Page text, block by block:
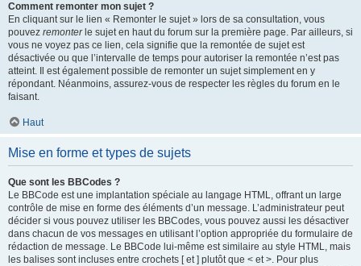
Comment remonter mon sujet ?
En cliquant sur le lien « Remonter le sujet » lors de sa consultation, vous
pouvez remonterle sujet en haut du forum sur la première page. Par ailleurs, si
vous ne voyez pas ce lien, cela signifie que la remontée de sujet est
désactivée ou que l’intervalle de temps pour autoriser la remontée n’est pas
atteint. Il est également possible de remonter un sujet simplement en y
répondant. Néanmoins, assurez-vous de respecter les règles du forum en le
faisant.
Haut
Mise en forme et types de sujets
Que sont les BBCodes ?
Le BBCode est une implantation spéciale au langage HTML, offrant un large
contrôle de mise en forme des éléments d’un message. L’administrateur peut
décider si vous pouvez utiliser les BBCodes, vous pouvez aussi les désactiver
dans chacun de vos messages en utilisant l’option appropriée du formulaire de
rédaction de message. Le BBCode lui-même est similaire au style HTML, mais
les balises sont incluses entre crochets [ et ] plutôt que < et >. Pour plus